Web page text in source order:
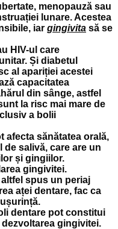
menopauză sau
lunare. Acestea
iar gingivita să se
HIV-ul care
Și diabetul
al apariției acestei
capacitatea
din sânge, astfel
la risc mai mare de
a bolii
afecta sănătatea orală,
salivă, care are un
și gingiilor.
gingivitei.
spus un periaj
aței dentare, fac ca
dentare pot constitui
gingivitei.